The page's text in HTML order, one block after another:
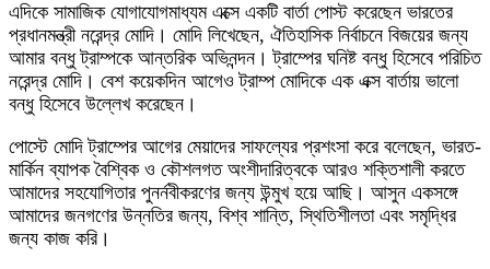
এদিকে সামাজিক যোগাযোগমাধ্যম এক্সে একটি বার্তা পোস্ট করেছেন ভারতের
প্রধানমন্ত্রী নরেন্দ্র মোদি। মোদি লিখেছেন, ঐতিহাসিক নির্বাচনে বিজয়ের জন্য
আমার বন্ধু ট্রাম্পকে আন্তরিক অভিনন্দন। ট্রাম্পের ঘনিষ্ট বন্ধু হিসেবে পরিচিত
নরেন্দ্র মোদি। বেশ কয়েকদিন আগেও ট্রাম্প মোদিকে এক এক্স বার্তায় ভালো
বন্ধু হিসেবে উল্লেখ করেছেন।
পোস্টে মোদি ট্রাম্পের আগের মেয়াদের সাফল্যের প্রশংসা করে বলেছেন, ভারত-
মার্কিন ব্যাপক বৈশ্বিক ও কৌশলগত অংশীদারিত্বকে আরও শক্তিশালী করতে
আমাদের সহযোগিতার পুনর্নবীকরণের জন্য উন্মুখ হয়ে আছি। আসুন একসঙ্গে
আমাদের জনগণের উন্নতির জন্য, বিশ্ব শান্তি, স্থিতিশীলতা এবং সমৃদ্ধির
জন্য কাজ করি।